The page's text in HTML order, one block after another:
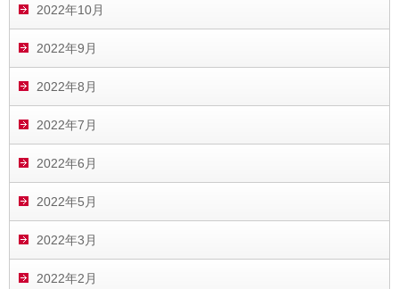
2022年10月
2022年9月
2022年8月
2022年7月
2022年6月
2022年5月
2022年3月
2022年2月